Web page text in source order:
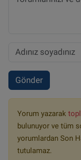
Gönder
Yorum yazarak
bulunuyor ve tüm
yorumlardan Son
tutulamaz.